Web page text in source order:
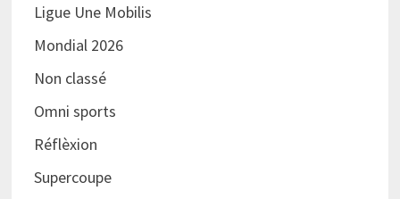
Ligue Une Mobilis
Mondial 2026
Non classé
Omni sports
Réflèxion
Supercoupe